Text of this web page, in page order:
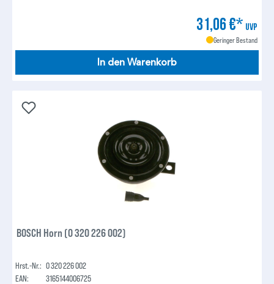
31,06 €* UVP
Geringer Bestand
In den Warenkorb
BOSCH Horn (0 320 226 002)
Hrst.-Nr.: 0 320 226 002
EAN:
3165144006725